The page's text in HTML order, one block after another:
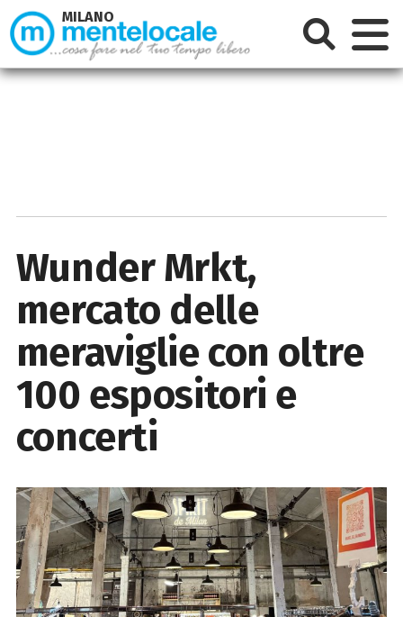
Wunder Mrkt,
mercato delle
meraviglie con oltre
100 espositori e
concerti
MILANO